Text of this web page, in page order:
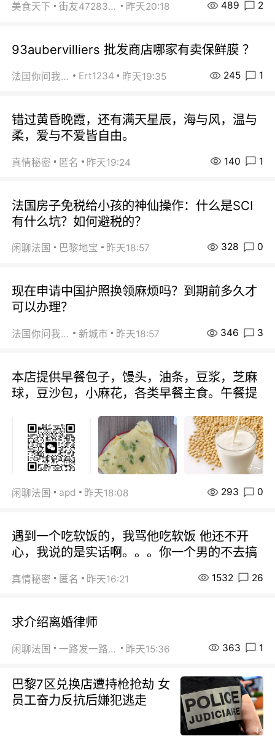
美食天下 街友472838572 昨天20:18 489 2
93aubervilliers 批发商店哪家有卖保鲜膜 ？
法国你问我答 Ert1234 昨天19:35 245 1
错过黄昏晚霞，还有满天星辰，海与风，温与
柔，爱与不爱皆自由。
真情秘密 匿名 昨天19:24 140 1
法国房子免税给小孩的神仙操作：什么是SCI
有什么坑？如何避税的？
闲聊法国 巴黎地宝 昨天18:57 328 0
现在申请中国护照换领麻烦吗？到期前多久才
可以办理？
法国你问我答 新城市 昨天18:57 346 3
本店提供早餐包子，馒头，油条，豆浆，芝麻
球，豆沙包，小麻花，各类早餐主食。午餐提
闲聊法国 apd 昨天18:08 293 0
遇到一个吃软饭的，我骂他吃软饭 他还不开
心，我说的是实话啊。。。你一个男的不去搞
真情秘密 匿名 昨天16:21 1532 26
求介绍离婚律师
闲聊法国 一路发一路发 昨天15:36 363 1
巴黎7区兑换店遭持枪抢劫 女
员工奋力反抗后嫌犯逃走